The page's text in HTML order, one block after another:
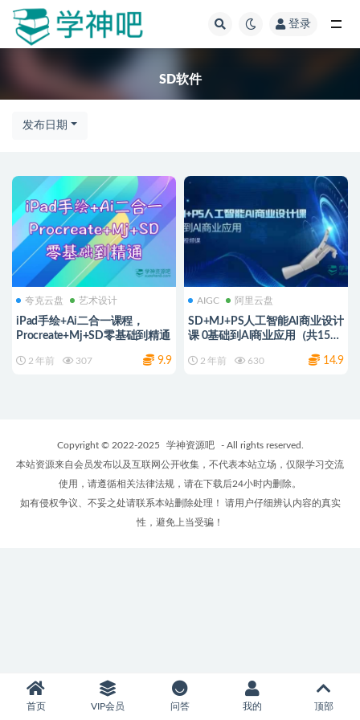
登录
SD软件
发布日期
夸克云盘 艺术设计
iPad手绘+Ai二合一课程，​
Procreate+Mj+SD零基础到精通
2 年前 307 9.9
AIGC 阿里云盘
SD+MJ+PS人工智能AI商业设计
课 0基础到Al商业应用（共152
2 年前 630 14.9
Copyright © 2022-2025 学神资源吧
- All rights reserved.
本站资源来自会员发布以及互联网公开收集，不代表本站立场，仅限学习交流
使用，请遵循相关法律法规，请在下载后24小时内删除。
如有侵权争议、不妥之处请联系本站删除处理！ 请用户仔细辨认内容的真实
性，避免上当受骗！
首页 VIP会员 问答 我的 顶部